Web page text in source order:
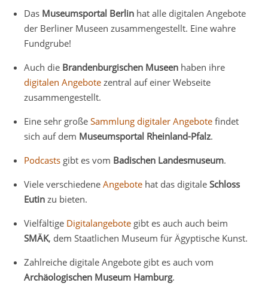
Das Museumsportal Berlin hat alle digitalen Angebote
der Berliner Museen zusammengestellt. Eine wahre
Fundgrube!
Auch die Brandenburgischen Museen haben ihre
digitalen Angebote zentral auf einer Webseite
zusammengestellt.
Eine sehr große Sammlung digitaler Angebote findet
sich auf dem Museumsportal Rheinland-Pfalz.
Podcasts gibt es vom Badischen Landesmuseum.
Viele verschiedene Angebote hat das digitale Schloss
Eutin zu bieten.
Vielfältige Digitalangebote gibt es auch auch beim
SMÄK, dem Staatlichen Museum für Ägyptische Kunst.
Zahlreiche digitale Angebote gibt es auch vom
Archäologischen Museum Hamburg.